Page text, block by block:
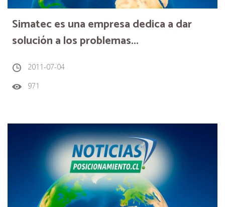
Simatec es una empresa dedica a dar
solución a los problemas...
2011-07-04
971